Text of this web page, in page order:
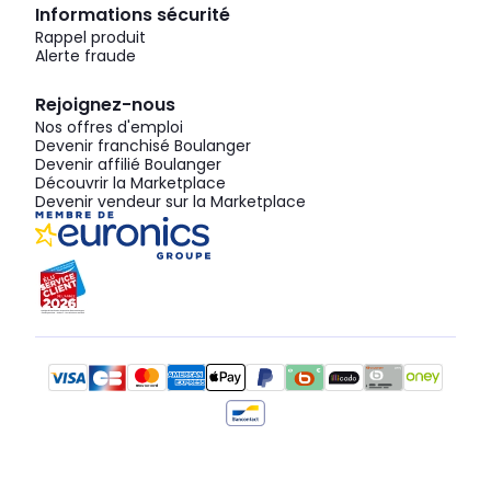
Informations sécurité
Rappel produit
Alerte fraude
Rejoignez-nous
Nos offres d'emploi
Devenir franchisé Boulanger
Devenir affilié Boulanger
Découvrir la Marketplace
Devenir vendeur sur la Marketplace